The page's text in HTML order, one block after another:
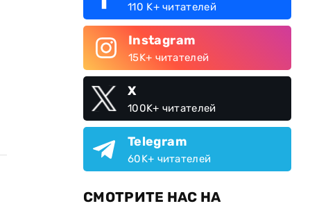
110 K+ читателей
Instagram
15K+ читателей
X
100K+ читателей
Telegram
60K+ читателей
СМОТРИТЕ НАС НА